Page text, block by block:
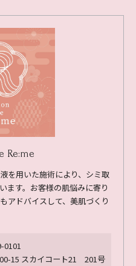
Re:me
を用いた施術により、シミ取
ます。お客様の肌悩みに寄り
アドバイスして、美肌づくり
0101
15 スカイコート21 201号